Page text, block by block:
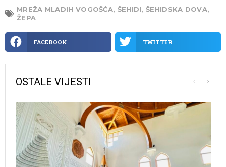
MREŽA MLADIH VOGOŠĆA, ŠEHIDI,ŠEHIDSKA DOVA,
ŽEPA
FACEBOOK TWITTER
OSTALE VIJESTI